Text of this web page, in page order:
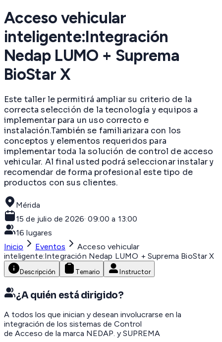
Acceso vehicular
inteligente:Integración
Nedap LUMO + Suprema
BioStar X
Este taller le permitirá ampliar su criterio de la
correcta selección de la tecnología y equipos a
implementar para un uso correcto e
instalación.También se familiarizara con los
conceptos y elementos requeridos para
implementar toda la solución de control de acceso
vehicular. Al final usted podrá seleccionar instalar y
recomendar de forma profesional este tipo de
productos con sus clientes.
Mérida
15 de julio de 2026·09:00 a 13:00
16 lugares
Inicio
Eventos
Acceso vehicular
inteligente:Integración Nedap LUMO + Suprema BioStar X
Descripción Temario Instructor
¿A quién está dirigido?
A todos los que inician y desean involucrarse en la
integración de los sistemas de Control
de Acceso de la marca NEDAP. y SUPREMA